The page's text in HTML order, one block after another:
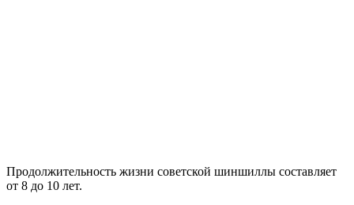
Продолжительность жизни советской шиншиллы составляет
от 8 до 10 лет.